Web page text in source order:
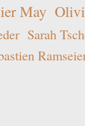
May
Sarah